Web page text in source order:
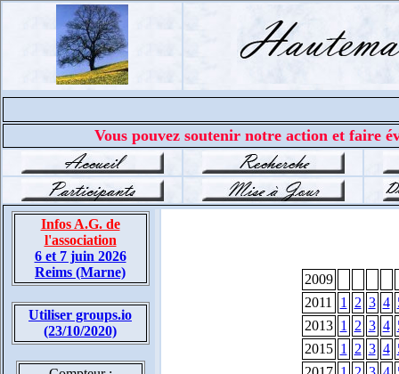
Vous pouvez soutenir notre action et faire
Infos A.G. de
l'association
6 et 7 juin 2026
Reims (Marne)
Utiliser groups.io
(23/10/2020)
2009
2011
1 2 3 4
2013 1 2 3 4
2015 1 2 3 4